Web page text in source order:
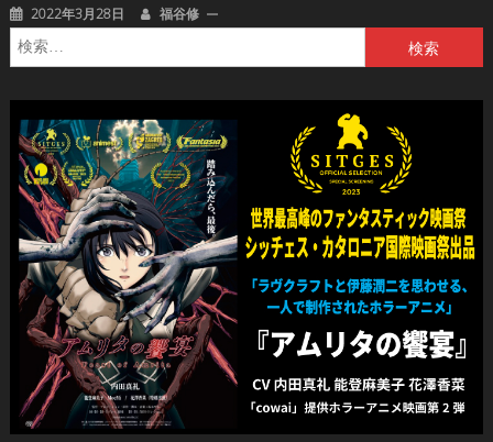
2022年3月28日 福谷修
索: